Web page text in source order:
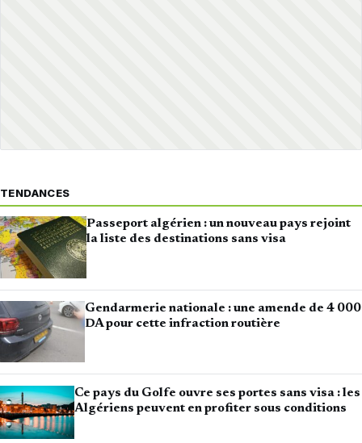
TENDANCES
Passeport algérien : un nouveau pays rejoint
la liste des destinations sans visa
Gendarmerie nationale : une amende de 4 000
DA pour cette infraction routière
Ce pays du Golfe ouvre ses portes sans visa : les
Algériens peuvent en profiter sous conditions